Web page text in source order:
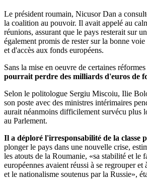
Le président roumain, Nicusor Dan a
la coalition au pouvoir. Il avait appelé au
réunions, assurant que le pays resterait sur
également promis de rester sur la bonne
et d'accès aux fonds européens.
Sans la mise en oeuvre de certaines
pourrait perdre des milliards d'euros de
Selon le politologue Sergiu Miscoiu, Ilie
son poste avec des ministres intérimaires
aurait néanmoins difficilement survécu plus
au Parlement.
Il a déploré l'irresponsabilité de la classe
plonger le pays dans une nouvelle crise,
les atouts de la Roumanie, «sa stabilité et le
européennes avaient réussi à se regrouper
et le nationalisme soutenus par la Russie»,